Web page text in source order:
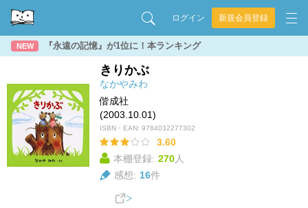
ログイン 新規会員登録
NEW 『永遠の記憶』が1位に！本ランキング
きりかぶ
なかやみわ
偕成社
(2003.10.01)
ISBN・EAN: 9784032277302
3.60
本棚登録: 270人
感想: 16件